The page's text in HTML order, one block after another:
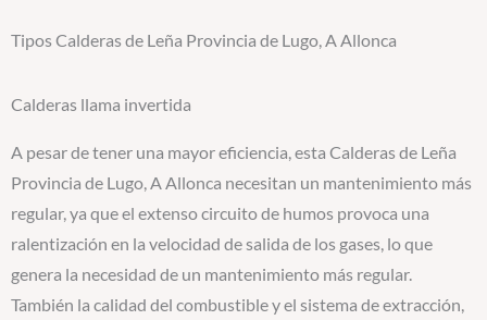
Tipos Calderas de Leña Provincia de Lugo, A Allonca
Calderas llama invertida
A pesar de tener una mayor eficiencia, esta Calderas de Leña
Provincia de Lugo, A Allonca necesitan un mantenimiento más
regular, ya que el extenso circuito de humos provoca una
ralentización en la velocidad de salida de los gases, lo que
genera la necesidad de un mantenimiento más regular.
También la calidad del combustible y el sistema de extracción,